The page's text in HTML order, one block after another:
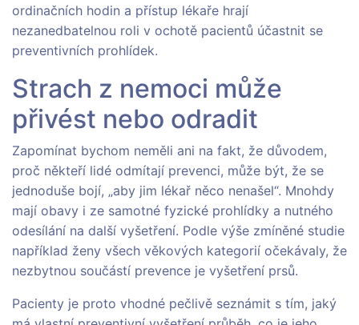
ordinačních hodin a přístup lékaře hrají
nezanedbatelnou roli v ochotě pacientů účastnit se
preventivních prohlídek.
Strach z nemoci může
přivést nebo odradit
Zapomínat bychom neměli ani na fakt, že důvodem,
proč někteří lidé odmítají prevenci, může být, že se
jednoduše bojí, „aby jim lékař něco nenašel“. Mnohdy
mají obavy i ze samotné fyzické prohlídky a nutného
odesílání na další vyšetření. Podle výše zmíněné studie
například ženy všech věkových kategorií očekávaly, že
nezbytnou součástí prevence je vyšetření prsů.
Pacienty je proto vhodné pečlivě seznámit s tím, jaký